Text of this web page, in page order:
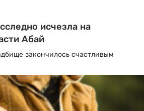
исчезла на
Абай
закончилось счастливым